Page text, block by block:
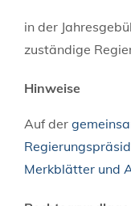
in der
zuständige
Hinweise
Auf der
Merkblätter und